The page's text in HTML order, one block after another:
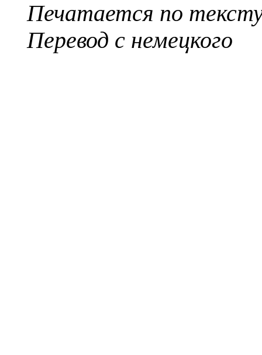
Печатается по
Перевод с немецкого